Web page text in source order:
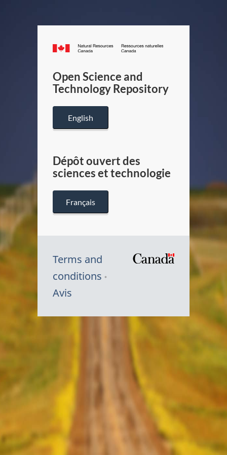
Canada.ca
/
Canada
Open Science and
Technology Repository
English
Dépôt ouvert des
sciences et technologie
Français
Terms and
conditions
Avis
Symbole
Canada